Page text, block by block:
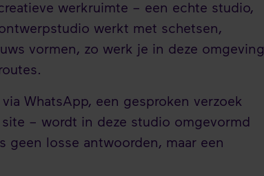
werkruimte – een echte studio,
werkt met schetsen,
vormen, zo werk je in deze omgeving
WhatsApp, een gesproken verzoek
– wordt in deze studio omgevormd
geen losse antwoorden, maar een